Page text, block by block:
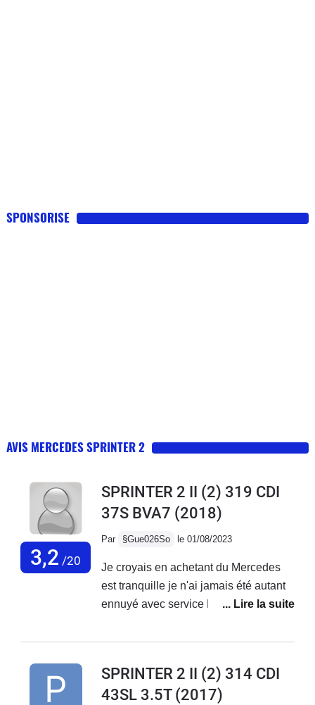
SPONSORISE
AVIS MERCEDES SPRINTER 2
3,2 /20
SPRINTER 2 II (2) 319 CDI
37S BVA7 (2018)
Par §Gue026So le 01/08/2023
Je croyais en achetant du Mercedes
est tranquille je n'ai jamais été autant
ennuyé avec service Mercedes France
je reste avec mes problèmes sur le
mois avec 20000 kmBatterie qui a
lâché, peinture qui se décolle, porte
SPRINTER 2 II (2) 314 CDI
43SL 3.5T(2017)